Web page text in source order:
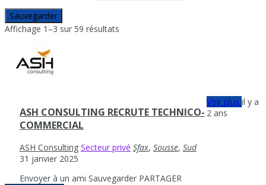
Sauvegarder
Affichage 1–3 sur 59 résultats
ASH CONSULTING RECRUTE TECHNICO-
COMMERCIAL
ASH Consulting Secteur privé Sfax, Sousse, Sud
31 janvier 2025
Envoyer à un ami Sauvegarder PARTAGER
Voir plusil y a
2 ans